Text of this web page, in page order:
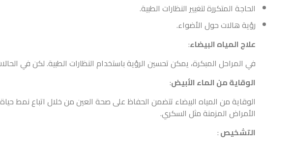
الحاجة المتكررة لتغيير النظارات الطبية.
رؤية هالات حول الأضواء.
علاج المياه البيضاء:
في المراحل المبكرة، يمكن تحسين الرؤية باستخدام النظارات الطبية. لكن في
الوقاية من الماء الأبيض:
الوقاية من المياه البيضاء تتضمن الحفاظ على صحة العين من خلال اتباع نمط
الأمراض المزمنة مثل السكري.
التشخيص: